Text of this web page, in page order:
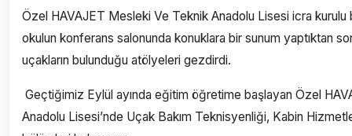
Özel HAVAJET Mesleki Ve Teknik Anadolu Lisesi icra kurulu
okulun konferans salonunda konuklara bir sunum yaptıktan
uçakların bulunduğu atölyeleri gezdirdi.
Geçtiğimiz Eylül ayında eğitim öğretime başlayan Özel
Anadolu Lisesi’nde Uçak Bakım Teknisyenliği, Kabin